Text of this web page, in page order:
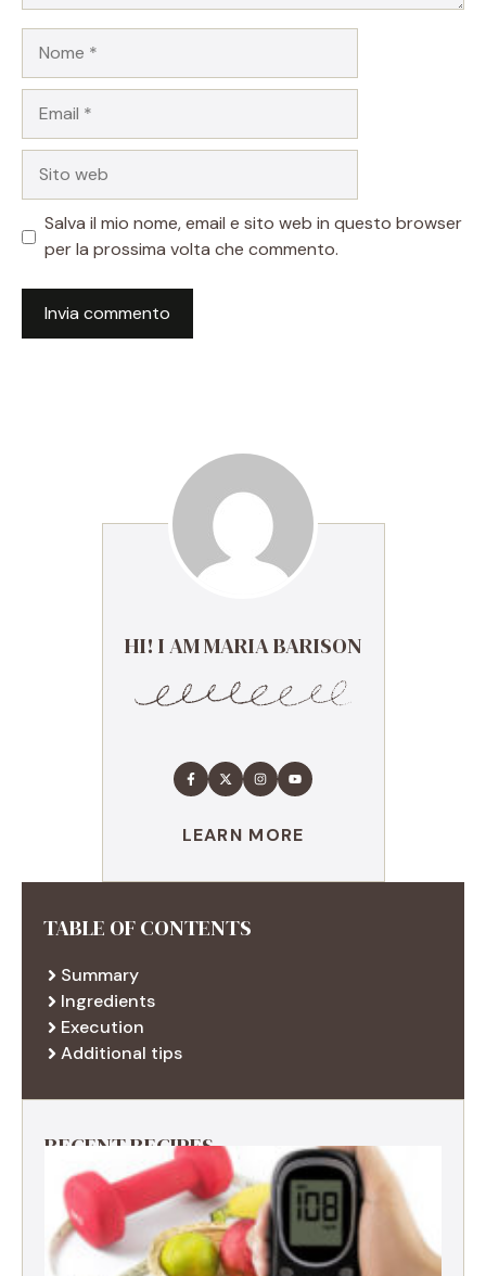
web
Salva il mio nome, email e sito web in questo browser
per la prossima volta che commento.
HI! I AM MARIA BARISON
LEARN MORE
TABLE OF CONTENTS
Summary
Ingredients
Execution
Additional tips
RECENT RECIPES